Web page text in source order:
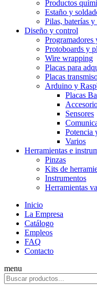
Productos
Estaño y
Pilas, baterías y
Diseño y control
Programadores
Protoboards y
Wire wrapping
Placas para
Placas
Arduino y
Placas
Sensores
Potencia
Varios
Herramientas e
Pinzas
Kits de
Instrumentos
Herramientas
Inicio
La Empresa
Catálogo
Empleos
FAQ
Contacto
menu